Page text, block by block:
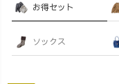
お得セット
ソックス